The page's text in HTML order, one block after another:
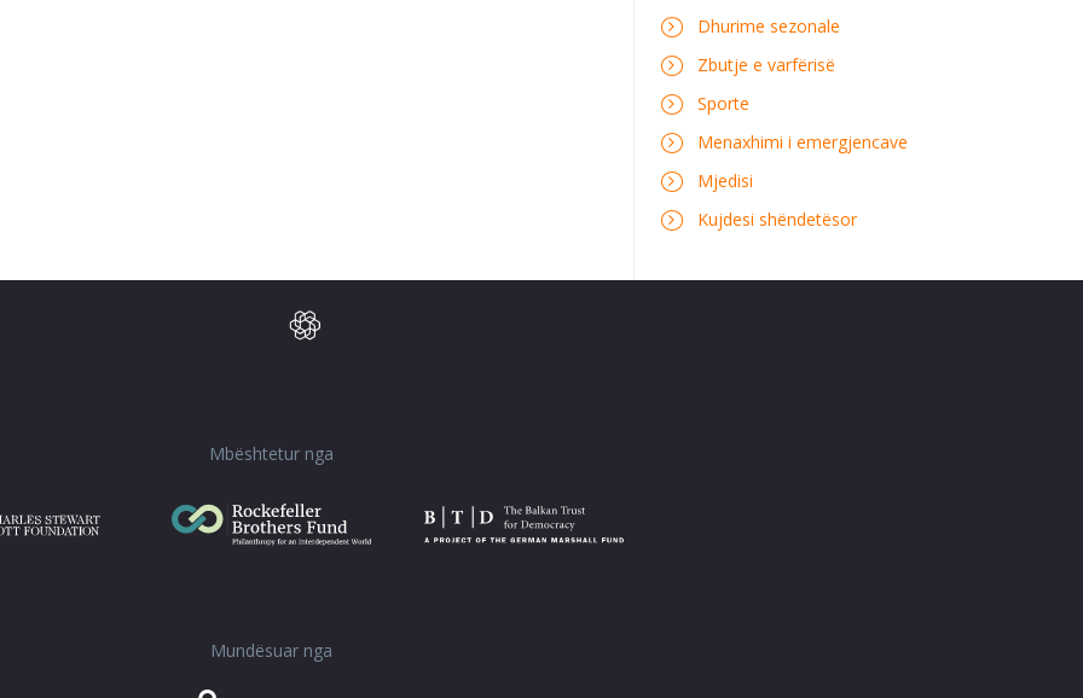
Dhurime sezonale
Zbutje e varfërisë
Sporte
Menaxhimi i emergjencave
Mjedisi
Kujdesi shëndetësor
Mbështetur nga
Mundësuar nga